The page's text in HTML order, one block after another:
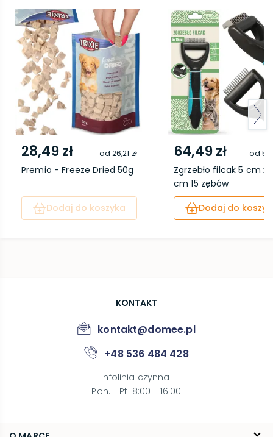
28,49 zł od 26,21 zł
Premio - Freeze Dried 50g
Dodaj do koszyka
64,49 zł od
Zgrzebło filcak 5 cm x
cm 15 zębów
Dodaj do
KONTAKT
kontakt@domee.pl
+48 536 484 428
Infolinia czynna:
Pon. - Pt. 8:00 - 16:00